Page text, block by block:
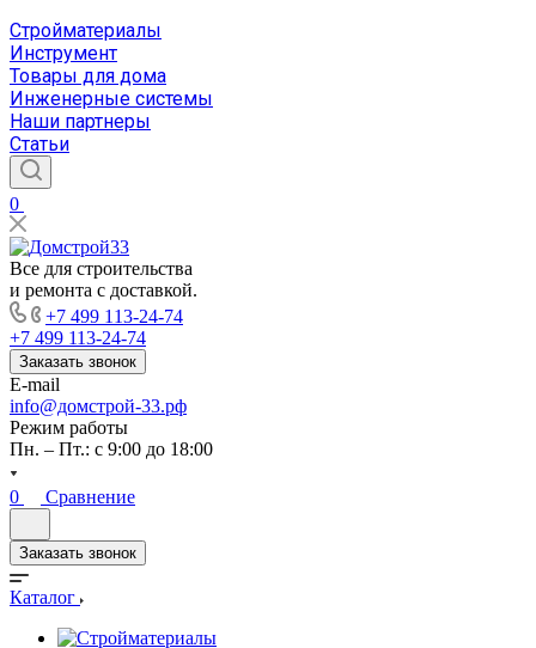
Стройматериалы
Инструмент
Товары для дома
Инженерные системы
Наши партнеры
Статьи
0
Все для строительства
и ремонта с доставкой.
+7 499 113-24-74
+7 499 113-24-74
Заказать звонок
E-mail
info@домстрой-33.рф
Режим работы
Пн. – Пт.: с 9:00 до 18:00
0 Сравнение
Заказать звонок
Каталог